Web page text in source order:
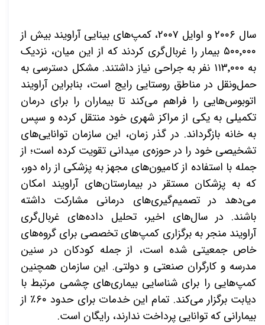
سال ۲۰۰۶ و اوایل ۲۰۰۷، کمپ‌های بینایی آراویند بیش از
۵۰۰٬۰۰۰ بیمار را غربال‌گری کردند که از این میان، نزدیک
به ۱۱۳٬۰۰۰ نفر به جراحی نیاز داشتند. مشکل دسترسی به
حمل‌ونقل در مناطق روستایی رایج است، بنابراین آراویند
اتوبوس‌هایی را فراهم می‌کند تا بیماران را برای درمان
تکمیلی به یکی از مراکز شهری خود منتقل کرده و سپس
به خانه بازگرداند. در گذر زمان، این سازمان توانایی‌های
تشخیصی خود را در حوزه‌ی میدانی تقویت کرده است؛ از
جمله با استفاده از کامیون‌های مجهز به پزشکی از راه دور،
که به پزشکان مستقر در بیمارستان‌های آراویند امکان
می‌دهد در تصمیم‌گیری‌های درمانی مشارکت داشته
باشند. در سال‌های اخیر، تحلیل داده‌های غربال‌گری
آراویند منجر به برگزاری کمپ‌های تخصصی برای گروه‌های
خاص جمعیتی شده است، از جمله کودکان در سنین
مدرسه و کارگران صنعتی و دولتی. این سازمان همچنین
کمپ‌هایی را برای شناسایی بیماری‌های چشمی مرتبط با
دیابت برگزار می‌کند. تمام این خدمات برای حدود ۶۰٪ از
بیمارانی که توانایی پرداخت ندارند، رایگان است.